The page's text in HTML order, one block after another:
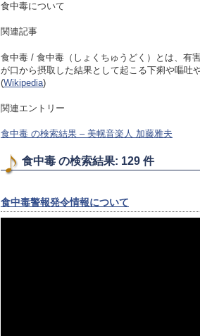
食中毒について
関連記事
食中毒 / 食中毒（しょくちゅうどく）とは、有
が口から摂取した結果として起こる下痢や嘔吐
(Wikipedia)
関連エントリー
食中毒 の検索結果 – 美幌音楽人 加藤雅夫
食中毒 の検索結果: 129 件
食中毒警報発令情報について